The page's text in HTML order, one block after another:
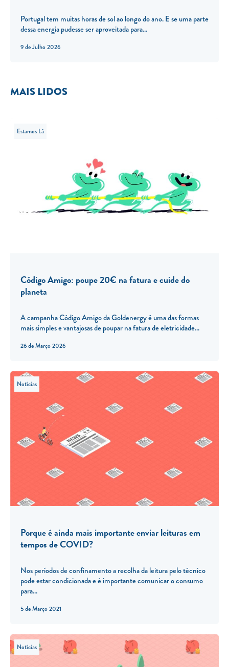
9 de Julho 2026
Portugal tem muitas horas de sol ao longo do ano. E se uma parte
dessa energia pudesse ser aproveitada para...
MAIS LIDOS
26 de Março 2026
Estamos Lá
Código Amigo: poupe 20€ na fatura e cuide do
planeta
A campanha Código Amigo da Goldenergy é uma das formas
mais simples e vantajosas de poupar na fatura de eletricidade...
5 de Março 2021
Notícias
Porque é ainda mais importante enviar leituras em
tempos de COVID?
Nos períodos de confinamento a recolha da leitura pelo técnico
pode estar condicionada e é importante comunicar o consumo
para...
Notícias